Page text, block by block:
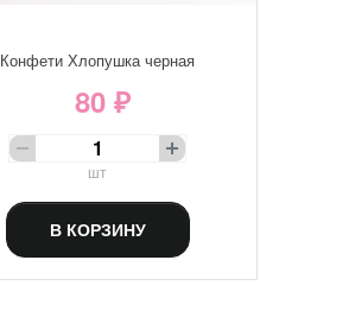
Конфети Хлопушка черная
80 ₽
шт
В КОРЗИНУ